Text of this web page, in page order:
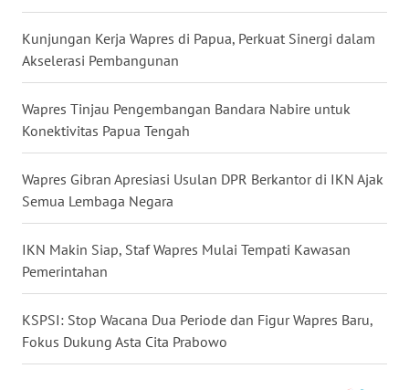
Kunjungan Kerja Wapres di Papua, Perkuat Sinergi dalam
Akselerasi Pembangunan
Wapres Tinjau Pengembangan Bandara Nabire untuk
Konektivitas Papua Tengah
Wapres Gibran Apresiasi Usulan DPR Berkantor di IKN Ajak
Semua Lembaga Negara
IKN Makin Siap, Staf Wapres Mulai Tempati Kawasan
Pemerintahan
KSPSI: Stop Wacana Dua Periode dan Figur Wapres Baru,
Fokus Dukung Asta Cita Prabowo
GORONTALO
SULUT
MALUKU
WN
MALUT
WN
DAIRI
WN